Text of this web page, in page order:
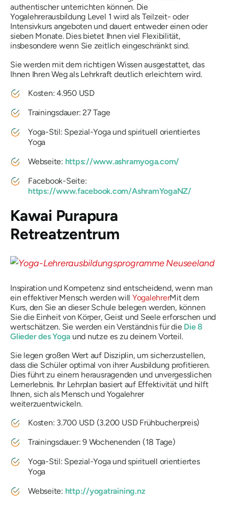
authentischer unterrichten können. Die
Yogalehrerausbildung Level 1 wird als Teilzeit- oder
Intensivkurs angeboten und dauert entweder einen oder
sieben Monate. Dies bietet Ihnen viel Flexibilität,
insbesondere wenn Sie zeitlich eingeschränkt sind.
Sie werden mit dem richtigen Wissen ausgestattet, das
Ihnen Ihren Weg als Lehrkraft deutlich erleichtern wird.
Kosten: 4.950 USD
Trainingsdauer: 27 Tage
Yoga-Stil: Spezial-Yoga und spirituell orientiertes
Yoga
Webseite: https://www.ashramyoga.com/
Facebook-Seite:
https://www.facebook.com/AshramYogaNZ/
Kawai Purapura
Retreatzentrum
Inspiration und Kompetenz sind entscheidend, wenn man
ein effektiver Mensch werden will YogalehrerMit dem
Kurs, den Sie an dieser Schule belegen werden, können
Sie die Einheit von Körper, Geist und Seele erforschen und
wertschätzen. Sie werden ein Verständnis für die Die 8
Glieder des Yoga und nutze es zu deinem Vorteil.
Sie legen großen Wert auf Disziplin, um sicherzustellen,
dass die Schüler optimal von ihrer Ausbildung profitieren.
Dies führt zu einem herausragenden und unvergesslichen
Lernerlebnis. Ihr Lehrplan basiert auf Effektivität und hilft
Ihnen, sich als Mensch und Yogalehrer
weiterzuentwickeln.
Kosten: 3.700 USD (3.200 USD Frühbucherpreis)
Trainingsdauer: 9 Wochenenden (18 Tage)
Yoga-Stil: Spezial-Yoga und spirituell orientiertes
Yoga
Webseite: http://yogatraining.nz